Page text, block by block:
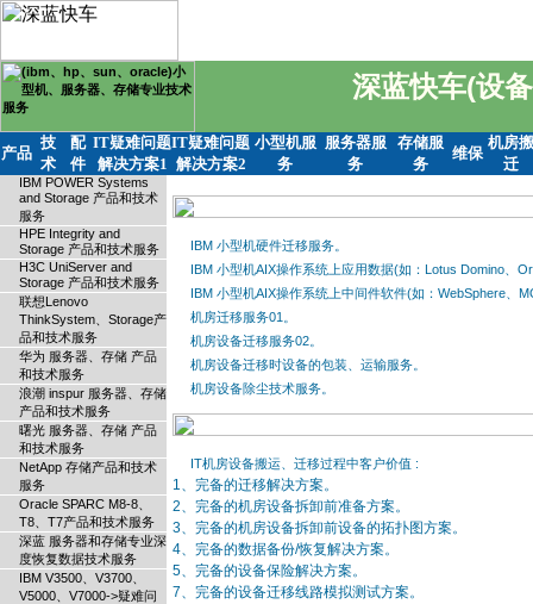
深蓝快车(设
产品
技
术
配
件
IT疑难问题
解决方案1
IT疑难问题
解决方案2
小型机服
务
服务器服
务
存储服
务
维保
机房搬
迁
IBM POWER Systems
and Storage 产品和技术
服务
HPE Integrity and
Storage 产品和技术服务
H3C UniServer and
Storage 产品和技术服务
联想Lenovo
ThinkSystem、Storage产
品和技术服务
华为 服务器、存储 产品
和技术服务
浪潮 inspur 服务器、存储
产品和技术服务
曙光 服务器、存储 产品
和技术服务
NetApp 存储产品和技术
服务
Oracle SPARC M8-8、
T8、T7产品和技术服务
深蓝 服务器和存储专业深
度恢复数据技术服务
IBM V3500、V3700、
V5000、V7000->疑难问
IBM 小型机硬件迁移服务。
IBM 小型机AIX操作系统上应用数据(如：Lotus Domino、
IBM 小型机AIX操作系统上中间件软件(如：WebSphere、
机房迁移服务01。
机房设备迁移服务02。
机房设备迁移时设备的包装、运输服务。
机房设备除尘技术服务。
IT机房设备搬运、迁移过程中客户价值 :
1、完备的迁移解决方案。
2、完备的机房设备拆卸前准备方案。
3、完备的机房设备拆卸前设备的拓扑图方案。
4、完备的数据备份/恢复解决方案。
5、完备的设备保险解决方案。
7、完备的设备迁移线路模拟测试方案。